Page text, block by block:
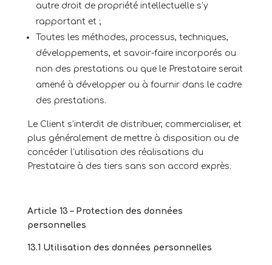
autre droit de propriété intellectuelle s’y
rapportant et ;
Toutes les méthodes, processus, techniques,
développements, et savoir-faire incorporés ou
non des prestations ou que le Prestataire serait
amené à développer ou à fournir dans le cadre
des prestations.
Le Client s’interdit de distribuer, commercialiser, et
plus généralement de mettre à disposition ou de
concéder l’utilisation des réalisations du
Prestataire à des tiers sans son accord exprès.
Article 13 – Protection des données
personnelles
13.1 Utilisation des données personnelles